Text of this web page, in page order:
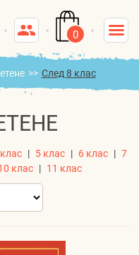
0
>> След 8 клас
| 5 клас | 6 клас | 7
клас | 11 клас